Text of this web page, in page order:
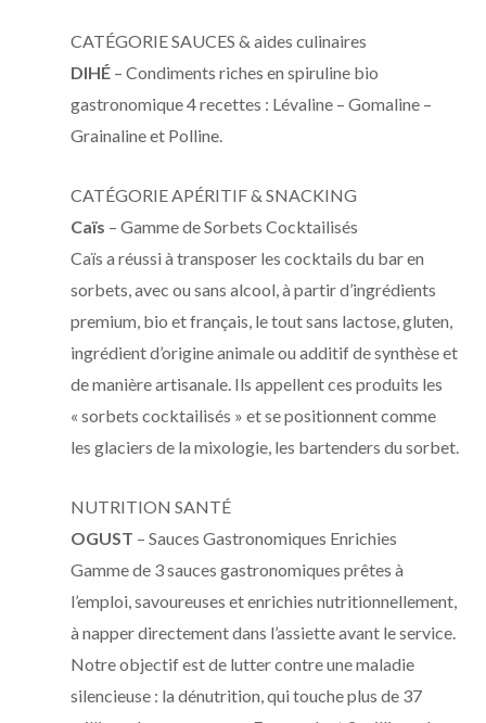
CATÉGORIE SAUCES & aides culinaires
DIHÉ – Condiments riches en spiruline bio
gastronomique 4 recettes : Lévaline – Gomaline –
Grainaline et Polline.
CATÉGORIE APÉRITIF & SNACKING
Caïs – Gamme de Sorbets Cocktailisés
Caïs a réussi à transposer les cocktails du bar en
sorbets, avec ou sans alcool, à partir d’ingrédients
premium, bio et français, le tout sans lactose, gluten,
ingrédient d’origine animale ou additif de synthèse et
de manière artisanale. Ils appellent ces produits les
« sorbets cocktailisés » et se positionnent comme
les glaciers de la mixologie, les bartenders du sorbet.
NUTRITION SANTÉ
OGUST – Sauces Gastronomiques Enrichies
Gamme de 3 sauces gastronomiques prêtes à
l’emploi, savoureuses et enrichies nutritionnellement,
à napper directement dans l’assiette avant le service.
Notre objectif est de lutter contre une maladie
silencieuse : la dénutrition, qui touche plus de 37